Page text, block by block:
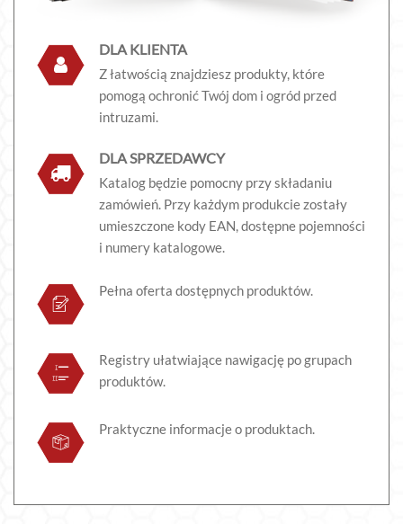
DLA KLIENTA
Z łatwością znajdziesz produkty, które
pomogą ochronić Twój dom i ogród przed
intruzami.
DLA SPRZEDAWCY
Katalog będzie pomocny przy składaniu
zamówień. Przy każdym produkcie zostały
umieszczone kody EAN, dostępne pojemności
i numery katalogowe.
Pełna oferta dostępnych produktów.
Registry ułatwiające nawigację po grupach
produktów.
Praktyczne informacje o produktach.